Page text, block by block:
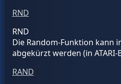
RND
RND
Die Random-Funktion kann
abgekürzt werden (in ATARI-
RAND